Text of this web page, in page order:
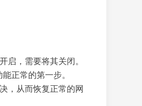
启，需要将其关闭。
正常的第一步。
，从而恢复正常的网